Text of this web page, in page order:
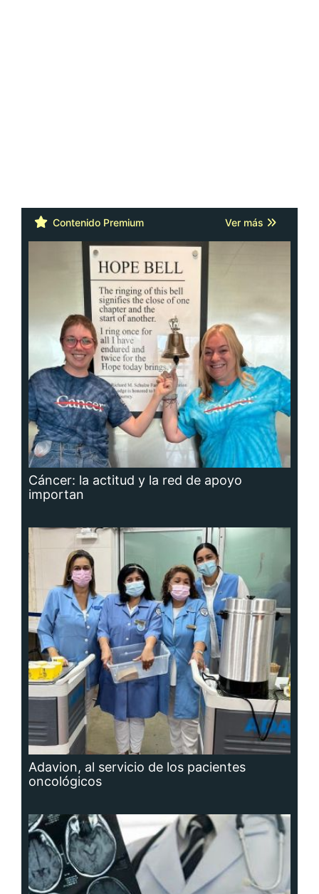
Contenido Premium Ver más
Cáncer: la actitud y la red de apoyo
importan
Adavion, al servicio de los pacientes
oncológicos